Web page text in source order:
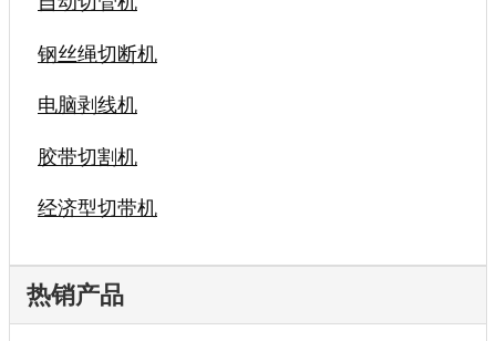
钢丝绳切断机
电脑剥线机
胶带切割机
经济型切带机
热销产品